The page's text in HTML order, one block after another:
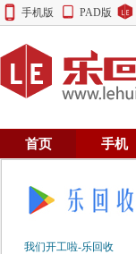
手机版 PAD版
首页 手机
我们开工啦-乐回收